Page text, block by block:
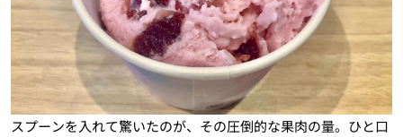
スプーンを入れて驚いたのが、その圧倒的な果肉の量。ひと口